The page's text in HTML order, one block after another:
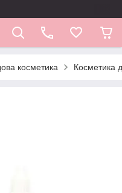
косметика Косметика